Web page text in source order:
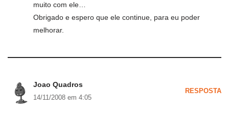
muito com ele…
Obrigado e espero que ele continue, para eu poder
melhorar.
Joao Quadros
14/11/2008 em 4:05
RESPOSTA